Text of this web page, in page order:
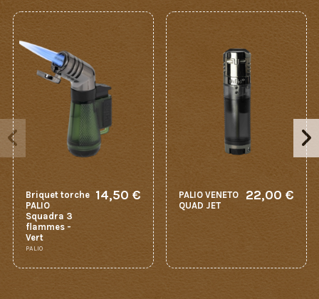
Briquet torche
PALIO
Squadra 3
flammes -
Vert
PALIO
14,50 €
PALIO VENETO
QUAD JET
22,00 €